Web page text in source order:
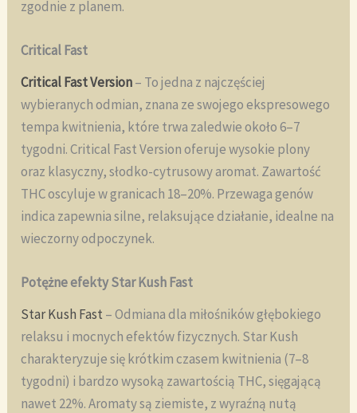
zgodnie z planem.
Critical Fast
Critical Fast Version– To jedna z najczęściej
wybieranych odmian, znana ze swojego ekspresowego
tempa kwitnienia, które trwa zaledwie około 6–7
tygodni. Critical Fast Version oferuje wysokie plony
oraz klasyczny, słodko-cytrusowy aromat. Zawartość
THC oscyluje w granicach 18–20%. Przewaga genów
indica zapewnia silne, relaksujące działanie, idealne na
wieczorny odpoczynek.
Potężne efekty Star Kush Fast
Star Kush Fast – Odmiana dla miłośników głębokiego
relaksu i mocnych efektów fizycznych. Star Kush
charakteryzuje się krótkim czasem kwitnienia (7–8
tygodni) i bardzo wysoką zawartością THC, sięgającą
nawet 22%. Aromaty są ziemiste, z wyraźną nutą